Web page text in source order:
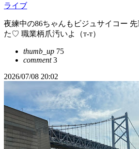
ライブ
夜練中の86ちゃんもビジュサイコー
た♡ 職業柄爪汚いよ（т-т）
thumb_up 75
comment3
2026/07/08 20:02